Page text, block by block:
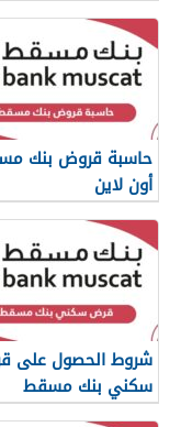
حاسبة قروض بنك
أون لاين
شروط الحصول على
سكني بنك مسقط